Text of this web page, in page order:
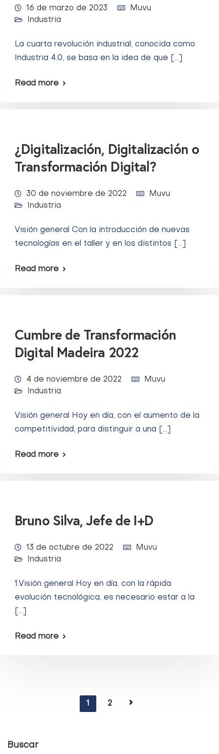
16 de marzo de 2023
Muvu
Industria
La cuarta revolución industrial, conocida como
Industria 4.0, se basa en la idea de que […]
Read more
¿Digitalización, Digitalización o
Transformación Digital?
30 de noviembre de 2022
Muvu
Industria
Visión general Con la introducción de nuevas
tecnologías en el taller y en los distintos […]
Read more
Cumbre de Transformación
Digital Madeira 2022
4 de noviembre de 2022
Muvu
Industria
Visión general Hoy en día, con el aumento de la
competitividad, para distinguir a una […]
Read more
Bruno Silva, Jefe de I+D
13 de octubre de 2022
Muvu
Industria
1.Visión general Hoy en día, con la rápida
evolución tecnológica, es necesario estar a la
[…]
Read more
1 2
Buscar